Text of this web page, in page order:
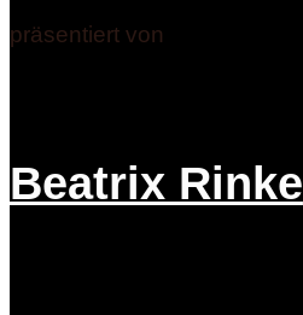
präsentiert von
Beatrix Rinke